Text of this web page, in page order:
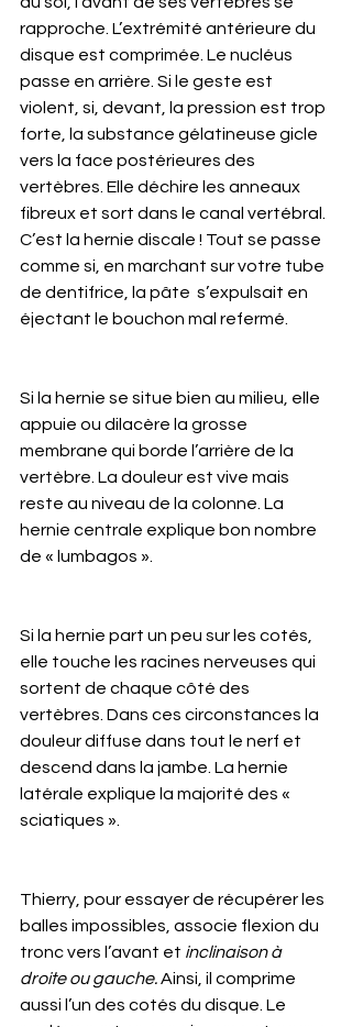
rapproche. L’extrémité antérieure du
disque est comprimée. Le nucléus
passe en arrière. Si le geste est
violent, si, devant, la pression est trop
forte, la substance gélatineuse gicle
vers la face postérieures des
vertèbres. Elle déchire les anneaux
fibreux et sort dans le canal vertébral.
C’est la hernie discale ! Tout se passe
comme si, en marchant sur votre tube
de dentifrice, la pâte  s’expulsait en
éjectant le bouchon mal refermé.
Si la hernie se situe bien au milieu, elle
appuie ou dilacère la grosse
membrane qui borde l’arrière de la
vertèbre. La douleur est vive mais
reste au niveau de la colonne. La
hernie centrale explique bon nombre
de « lumbagos ».
Si la hernie part un peu sur les cotés,
elle touche les racines nerveuses qui
sortent de chaque côté des
vertèbres. Dans ces circonstances la
douleur diffuse dans tout le nerf et
descend dans la jambe. La hernie
latérale explique la majorité des «
sciatiques ».
Thierry, pour essayer de récupérer les
balles impossibles, associe flexion du
tronc vers l’avant et inclinaison à
droite ou gauche. Ainsi, il comprime
aussi l’un des cotés du disque. Le